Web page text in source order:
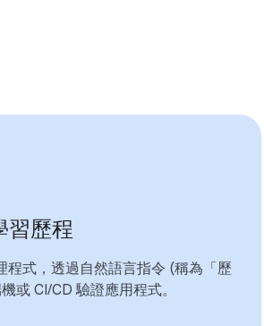
習歷程
程式，透過自然語言指令 (稱為「歷
或 CI/CD 驗證應用程式。